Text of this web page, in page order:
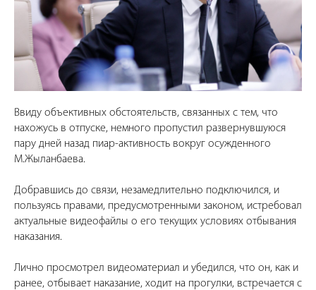
Ввиду объективных обстоятельств, связанных с тем, что
нахожусь в отпуске, немного пропустил развернувшуюся
пару дней назад пиар-активность вокруг осужденного
М.Жыланбаева.
Добравшись до связи, незамедлительно подключился, и
пользуясь правами, предусмотренными законом, истребовал
актуальные видеофайлы о его текущих условиях отбывания
наказания.
Лично просмотрел видеоматериал и убедился, что он, как и
ранее, отбывает наказание, ходит на прогулки, встречается с